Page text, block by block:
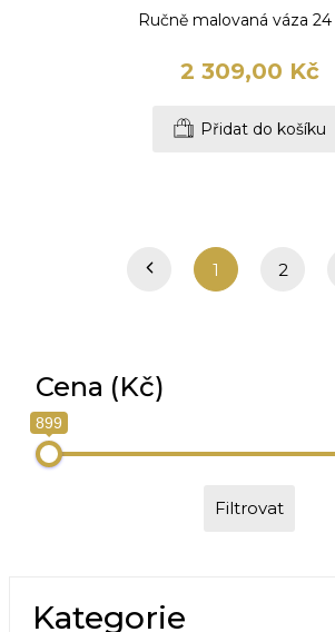
Ručně malovaná váza
2 309,00 Kč
Přidat do košíku
1 2
Cena (Kč)
899
Filtrovat
Kategorie